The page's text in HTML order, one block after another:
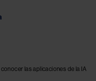
las aplicaciones de la IA